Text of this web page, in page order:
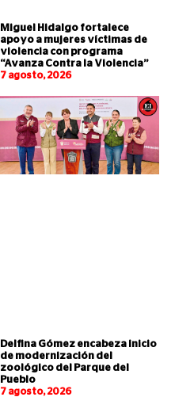
Miguel Hidalgo fortalece
apoyo a mujeres víctimas de
violencia con programa
“Avanza Contra la Violencia”
7 agosto, 2026
Delfina Gómez encabeza inicio
de modernización del
zoológico del Parque del
Pueblo
7 agosto, 2026